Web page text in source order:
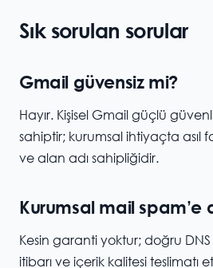
Sık sorulan sorular
Gmail güvensiz mi?
Hayır. Kişisel Gmail güçlü
sahiptir; kurumsal ihtiyaçta asıl
ve alan adı sahipliğidir.
Kurumsal mail spam’e
Kesin garanti yoktur; doğru DNS
itibarı ve içerik kalitesi teslimatı